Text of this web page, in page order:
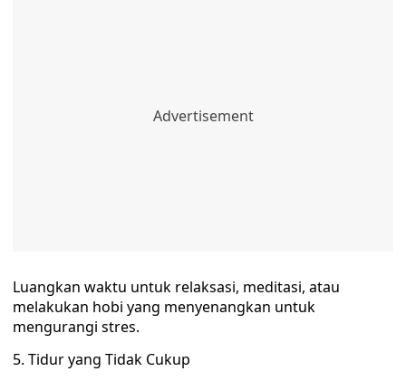
Luangkan waktu untuk relaksasi, meditasi, atau
melakukan hobi yang menyenangkan untuk
mengurangi stres.
5. Tidur yang Tidak Cukup